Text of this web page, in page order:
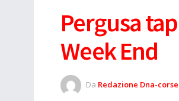
Pergusa
Week End
Da Redazione Dna-